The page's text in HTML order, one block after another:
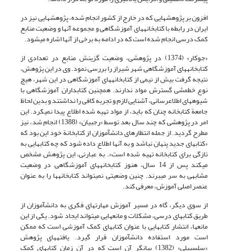
افزون بر پژوهشهایی که در خارج از کشور انجام شده، پژوهشهایی نیز در
ایران در رابطه با کتابخانه‏های آموزشگاهی و مجموعه آنها و وضعیت منابع
کمک ‏درسی انجام شده است که در ادامه به برخی از آنها اشاره می‏شود.
«جوکار» (1374) در پژوهشی، وضعیت گزینش منابع در تعدادی از
کتابخانه‎های آموزشگاهی شهر شیراز را بررسی نمود. وی در این پژوهش،
نتیجه گرفت بیش از نیمی از کتابخانه‎های آموزشگاهی در این شهر، هیچ
نوع خط‎مشی گسترش مواد ندارند. همچنین کتابداران آموزشگاهی با
شیوه‎های اطلاع‎رسانی، آشنایی لازم و تجربه کافی را نداشتند و بدین لحاظ
جامعة کتابخانه چنان که باید، از مواد تهیه‏ شده اطلاع پیدا نمی‎کرد. این
امر در پژوهشی که چند سال بعد توسط «رجبیان» (1388) انجام شد، نیز
مطرح گردید. از جمله انتظارهای دانش‏آموزان از کتابخانة خود این بود که
«کتابهای جدید پنهان نباشد و به آنها اطلاع داده شود که چه کتابهایی به
تازگی برای کتابخانه تهیه شده است». به عبارتی، این پژوهش مشخص
می‏کند پس از 14 سال، هنوز کتابخانه‏های آموزشگاهی در وضعیت
مشابهی به سر می‏برند. چنین وضعیتی نمی‏تواند کتابخانه‏ها را به‏ عنوان
عنصر اصلی آموزش، معرفی کند.
از سوی دیگر، گاه در مسیر آموزش مهارتهای فکری به دانش‏آموزان از
طریق کتابهای درسی، مشکلات و مانعهایی می‏تواند ایجاد شود. یکی از این
مانعها، انتشار کتابهایی با عنوان کتابهای کمک‏ آموزشی است که ممکن
است مورد استفاده دانش‏آموزان قرار گیرد. یافته‎های پژوهش